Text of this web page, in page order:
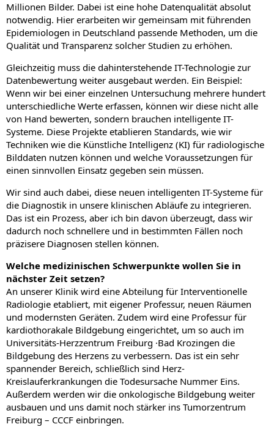
Millionen Bilder. Dabei ist eine hohe Datenqualität absolut
notwendig. Hier erarbeiten wir gemeinsam mit führenden
Epidemiologen in Deutschland passende Methoden, um die
Qualität und Transparenz solcher Studien zu erhöhen.
Gleichzeitig muss die dahinterstehende IT-Technologie zur
Datenbewertung weiter ausgebaut werden. Ein Beispiel:
Wenn wir bei einer einzelnen Untersuchung mehrere hundert
unterschiedliche Werte erfassen, können wir diese nicht alle
von Hand bewerten, sondern brauchen intelligente IT-
Systeme. Diese Projekte etablieren Standards, wie wir
Techniken wie die Künstliche Intelligenz (KI) für radiologische
Bilddaten nutzen können und welche Voraussetzungen für
einen sinnvollen Einsatz gegeben sein müssen.
Wir sind auch dabei, diese neuen intelligenten IT-Systeme für
die Diagnostik in unsere klinischen Abläufe zu integrieren.
Das ist ein Prozess, aber ich bin davon überzeugt, dass wir
dadurch noch schnellere und in bestimmten Fällen noch
präzisere Diagnosen stellen können.
Welche medizinischen Schwerpunkte wollen Sie in
nächster Zeit setzen?
An unserer Klinik wird eine Abteilung für Interventionelle
Radiologie etabliert, mit eigener Professur, neuen Räumen
und modernsten Geräten. Zudem wird eine Professur für
kardiothorakale Bildgebung eingerichtet, um so auch im
Universitäts-Herzzentrum Freiburg ·Bad Krozingen die
Bildgebung des Herzens zu verbessern. Das ist ein sehr
spannender Bereich, schließlich sind Herz-
Kreislauferkrankungen die Todesursache Nummer Eins.
Außerdem werden wir die onkologische Bildgebung weiter
ausbauen und uns damit noch stärker ins Tumorzentrum
Freiburg – CCCF einbringen.